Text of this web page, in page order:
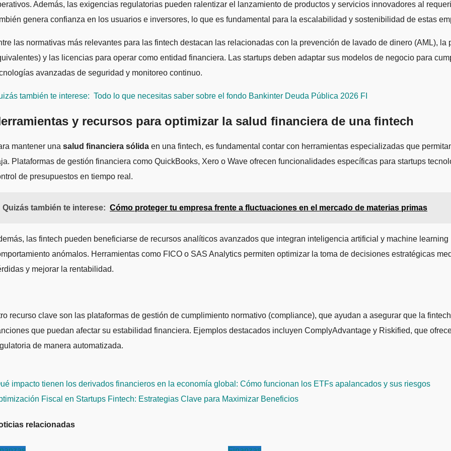
Además, las exigencias regulatorias pueden ralentizar el lanzamiento de productos y servicios innovadores al
genera confianza en los usuarios e inversores, lo que es fundamental para la escalabilidad y sostenibilidad de estas
las normativas más relevantes para las fintech destacan las relacionadas con la prevención de lavado de dinero (AML),
y las licencias para operar como entidad financiera. Las startups deben adaptar sus modelos de negocio para
avanzadas de seguridad y monitoreo continuo.
también te interese: Todo lo que necesitas saber sobre el fondo Bankinter Deuda Pública 2026 FI
y recursos para optimizar la salud financiera de una fintech
mantener una salud financiera sólida en una fintech, es fundamental contar con herramientas especializadas que
Plataformas de gestión financiera como QuickBooks, Xero o Wave ofrecen funcionalidades específicas para startups
de presupuestos en tiempo real.
Quizás también te interese: Cómo proteger tu empresa frente a fluctuaciones en el mercado de materias primas
las fintech pueden beneficiarse de recursos analíticos avanzados que integran inteligencia artificial y machine
anómalos. Herramientas como FICO o SAS Analytics permiten optimizar la toma de decisiones estratégicas
y mejorar la rentabilidad.
recurso clave son las plataformas de gestión de cumplimiento normativo (compliance), que ayudan a asegurar que la
que puedan afectar su estabilidad financiera. Ejemplos destacados incluyen ComplyAdvantage y Riskified, que
de manera automatizada.
impacto tienen los derivados financieros en la economía global: Cómo funcionan los ETFs apalancados y sus riesgos
Fiscal en Startups Fintech: Estrategias Clave para Maximizar Beneficios
relacionadas